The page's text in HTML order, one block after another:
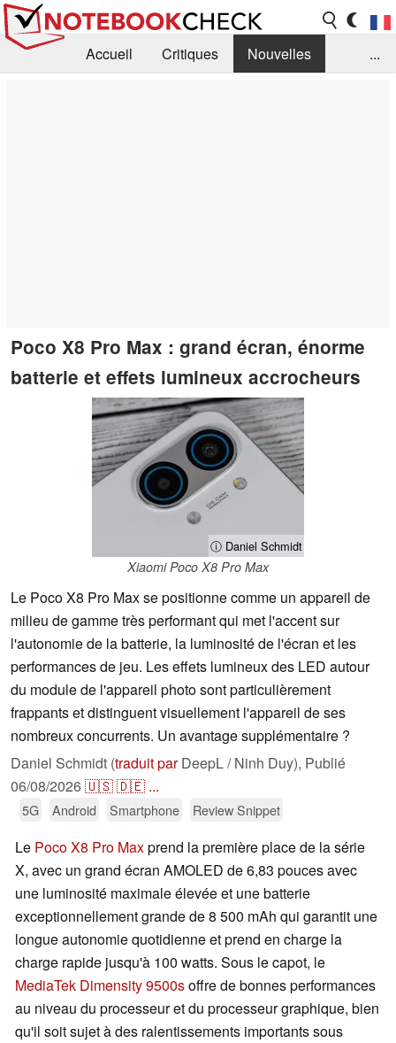
Accueil Critiques
Nouvelles
...
Poco X8 Pro Max : grand écran, énorme
batterie et effets lumineux accrocheurs
ⓘ Daniel Schmidt
Xiaomi Poco X8 Pro Max
Le Poco X8 Pro Max se positionne comme un appareil de
milieu de gamme très performant qui met l'accent sur
l'autonomie de la batterie, la luminosité de l'écran et les
performances de jeu. Les effets lumineux des LED autour
du module de l'appareil photo sont particulièrement
frappants et distinguent visuellement l'appareil de ses
nombreux concurrents. Un avantage supplémentaire ?
Daniel Schmidt (traduit parDeepL / Ninh Duy), Publié
06/08/2026🇺🇸🇩🇪 ...
5G Android Smartphone Review Snippet
Le Poco X8 Pro Maxprend la première place de la série
X, avec un grand écran AMOLED de 6,83 pouces avec
une luminosité maximale élevée et une batterie
exceptionnellement grande de 8 500 mAh qui garantit une
longue autonomie quotidienne et prend en charge la
charge rapide jusqu'à 100 watts. Sous le capot, le
MediaTek Dimensity 9500soffre de bonnes performances
au niveau du processeur et du processeur graphique, bien
qu'il soit sujet à des ralentissements importants sous